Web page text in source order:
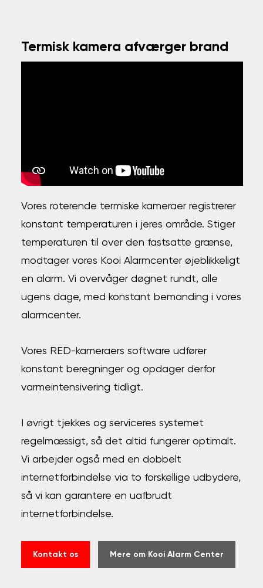
Termisk kamera afværger brand
Vores roterende termiske kameraer registrerer
konstant temperaturen i jeres område. Stiger
temperaturen til over den fastsatte grænse,
modtager vores Kooi Alarmcenterøjeblikkeligt
en alarm. Vi overvåger døgnet rundt, alle
ugens dage, med konstant bemanding i vores
alarmcenter.
Vores RED-kameraers software udfører
konstant beregninger og opdager derfor
varmeintensivering tidligt.
I øvrigt tjekkes og serviceres systemet
regelmæssigt, så det altid fungerer optimalt.
Vi arbejder også med en dobbelt
internetforbindelse via to forskellige udbydere,
så vi kan garantere en uafbrudt
internetforbindelse.
Kontakt os Mere om Kooi Alarm Center